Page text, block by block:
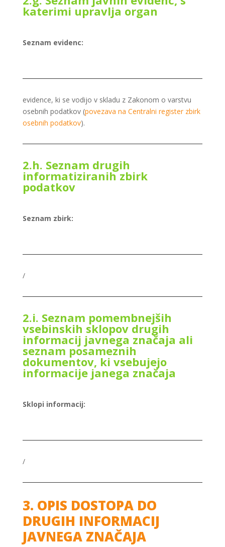
katerimi upravlja organ
Seznam evidenc:
evidence, ki se vodijo v skladu z Zakonom o varstvu
osebnih podatkov (povezava na Centralni register zbirk
osebnih podatkov).
2.h. Seznam drugih
informatiziranih zbirk
podatkov
Seznam zbirk:
/
2.i. Seznam pomembnejših
vsebinskih sklopov drugih
informacij javnega značaja ali
seznam posameznih
dokumentov, ki vsebujejo
informacije janega značaja
Sklopi informacij:
/
3. OPIS DOSTOPA DO
DRUGIH INFORMACIJ
JAVNEGA ZNAČAJA